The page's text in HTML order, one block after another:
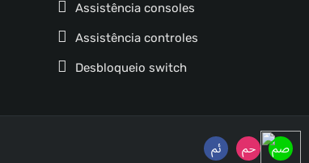
Assistência consoles
Assistência controles
Desbloqueio switch